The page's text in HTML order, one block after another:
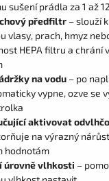
sušení prádla za 1 až
předfiltr – slouží
vlasy, prach, hmyz
HEPA filtru a chrání
na vodu – po
vypne, ozve se
aktivovat
na výrazný
hodnotám
úrovně vlhkosti –